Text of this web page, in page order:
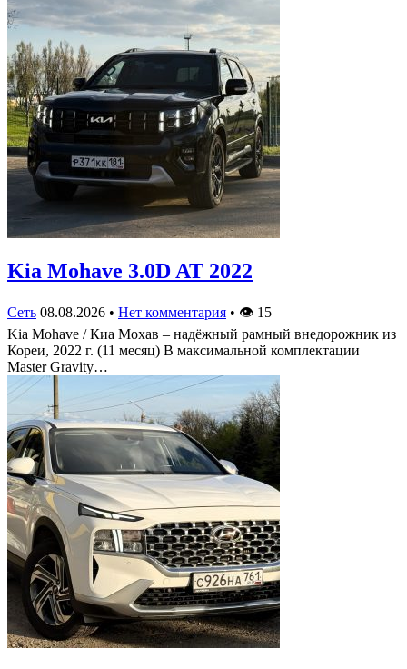
Kia Mohave 3.0D AT 2022
Сеть 08.08.2026 • Нет комментария • 👁 15
Kia Mohave / Киа Мохав – надёжный рамный внедорожник из
Кореи, 2022 г. (11 месяц) В максимальной комплектации
Master Gravity…